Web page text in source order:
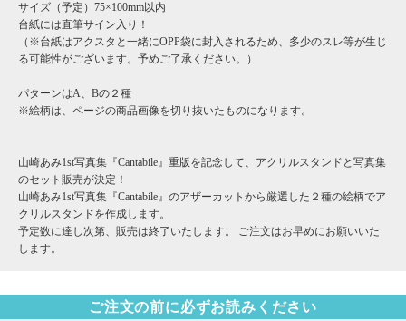
サイズ（予定）75×100mm以内
台紙には直筆サイン入り！
（※台紙はアクスタと一緒にOPP袋に封入されるため、多少のスレ等が生じ
る可能性がございます。予めご了承ください。）
パターンはA、Bの２種
※絵柄は、ページの商品画像を切り抜いたものになります。
山崎あみ1st写真集『Cantabile』重版を記念して、アクリルスタンドと写真集
のセット販売が決定！
山崎あみ1st写真集『Cantabile』のアザーカットから厳選した２種の絵柄でア
クリルスタンドを作成します。
予定数に達し次第、販売は終了いたします。 ご注文はお早めにお願いいた
します。
ご注文の前に必ずお読みください